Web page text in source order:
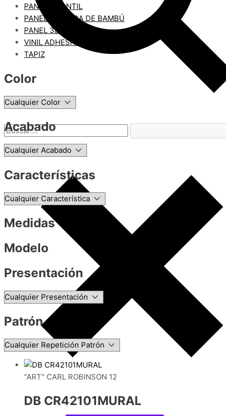
PANEL INFANTIL
PANEL 3D FIBRA DE BAMBÚ
PANEL 3D PVC
VINIL ADHESIVO
TAPIZ
Color
Acabado
Características
Medidas
Modelo
Presentación
Patrón
"ART" CARL ROBINSON 12
DB CR42101MURAL